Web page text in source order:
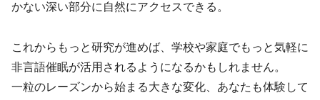
かない深い部分に自然にアクセスできる。
これからもっと研究が進めば、学校や家庭でもっと気軽に
非言語催眠が活用されるようになるかもしれません。
一粒のレーズンから始まる大きな変化、あなたも体験して